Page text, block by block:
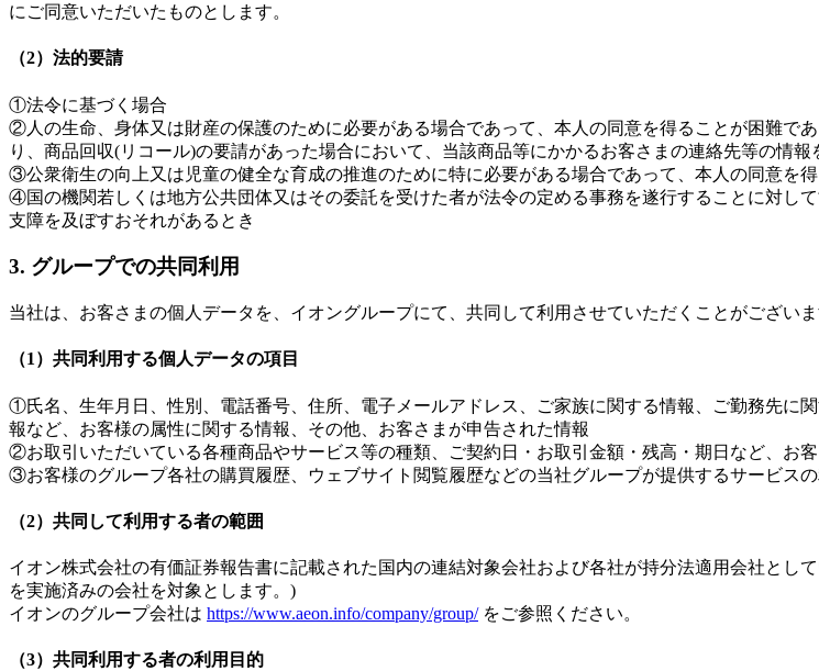
にご同意いただいたものとします。
（2）法的要請
①法令に基づく場合
②人の生命、身体又は財産の保護のために必要がある場合であって、本人の同意を得ることが困難で
り、商品回収(リコール)の要請があった場合において、当該商品等にかかるお客さまの連絡先等の情
③公衆衛生の向上又は児童の健全な育成の推進のために特に必要がある場合であって、本人の同意を
④国の機関若しくは地方公共団体又はその委託を受けた者が法令の定める事務を遂行することに対し
支障を及ぼすおそれがあるとき
3. グループでの共同利用
当社は、お客さまの個人データを、イオングループにて、共同して利用させていただくことがございま
（1）共同利用する個人データの項目
①氏名、生年月日、性別、電話番号、住所、電子メールアドレス、ご家族に関する情報、ご勤務先に
報など、お客様の属性に関する情報、その他、お客さまが申告された情報
②お取引いただいている各種商品やサービス等の種類、ご契約日・お取引金額・残高・期日など、お
③お客様のグループ各社の購買履歴、ウェブサイト閲覧履歴などの当社グループが提供するサービス
（2）共同して利用する者の範囲
イオン株式会社の有価証券報告書に記載された国内の連結対象会社および各社が持分法適用会社とし
を実施済みの会社を対象とします。)
イオンのグループ会社は https://www.aeon.info/company/group/をご参照ください。
（3）共同利用する者の利用目的